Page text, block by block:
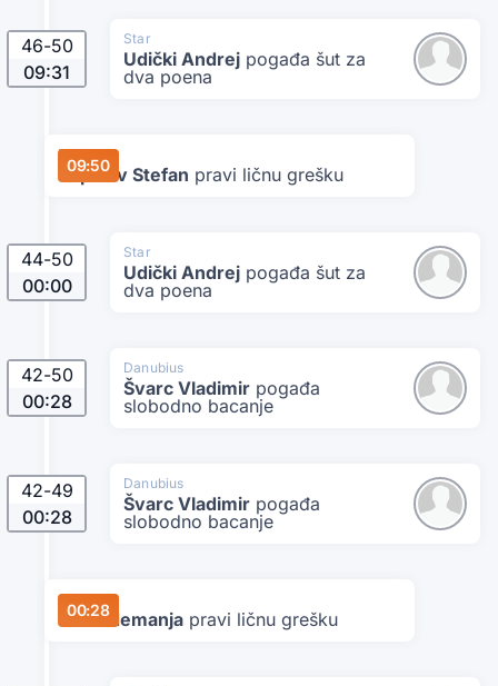
Star
Udički Andrejpogađa šut za
dva poena
46-50
09:31
09:50
Danubius
Topalov Stefan pravi ličnu grešku
Star
Udički Andrejpogađa šut za
dva poena
44-50
00:00
Danubius
Švarc Vladimirpogađa
slobodno bacanje
42-50
00:28
Danubius
Švarc Vladimirpogađa
slobodno bacanje
42-49
00:28
00:28
Star
Katić Nemanja pravi ličnu grešku